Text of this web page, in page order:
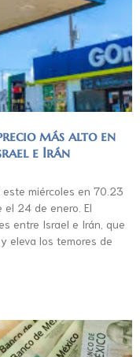
más alto en
e Irán
miércoles en 70.23
el 24 de enero. El
entre Israel e Irán, que
eleva los temores de